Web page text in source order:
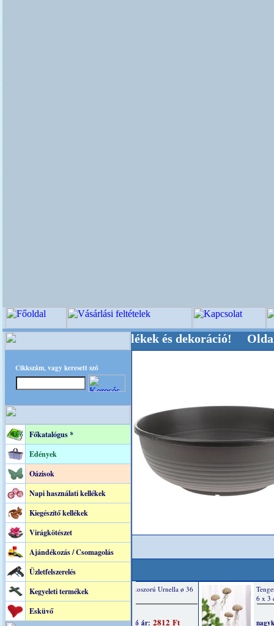
Cikkszám, vagy keresett szó
Főkatalógus *
Edények
Oázisok
Napi használati kellékek
Kiegészítő kellékek
Virágkötészet
Ajándékozás / Csomagolás
Üzletfelszerelés
Kegyeleti termékek
Esküvő
Kegyeleti-kellékek és dekoráció! Oldalunkat